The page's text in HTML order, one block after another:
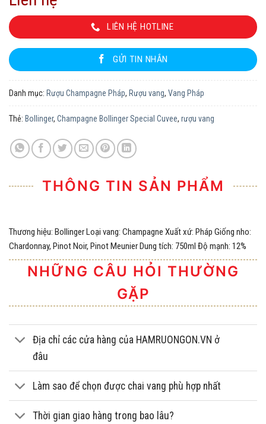
LIÊN HỆ HOTLINE
GỬI TIN NHẮN
Danh mục: Rượu Champagne Pháp, Rượu vang, Vang Pháp
Thẻ: Bollinger, Champagne Bollinger Special Cuvee, rượu vang
THÔNG TIN SẢN PHẨM
Thương hiệu: Bollinger Loại vang: Champagne Xuất xứ: Pháp Giống nho:
Chardonnay, Pinot Noir, Pinot Meunier Dung tích: 750ml Độ mạnh: 12%
NHỮNG CÂU HỎI THƯỜNG
GẶP
Địa chỉ các cửa hàng của HAMRUONGON.VN ở
đâu
Làm sao để chọn được chai vang phù hợp nhất
Thời gian giao hàng trong bao lâu?